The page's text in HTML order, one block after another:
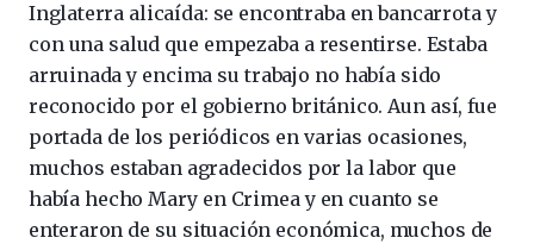
Inglaterra alicaída: se encontraba en bancarrota y
con una salud que empezaba a resentirse. Estaba
arruinada y encima su trabajo no había sido
reconocido por el gobierno británico. Aun así, fue
portada de los periódicos en varias ocasiones,
muchos estaban agradecidos por la labor que
había hecho Mary en Crimea y en cuanto se
enteraron de su situación económica, muchos de